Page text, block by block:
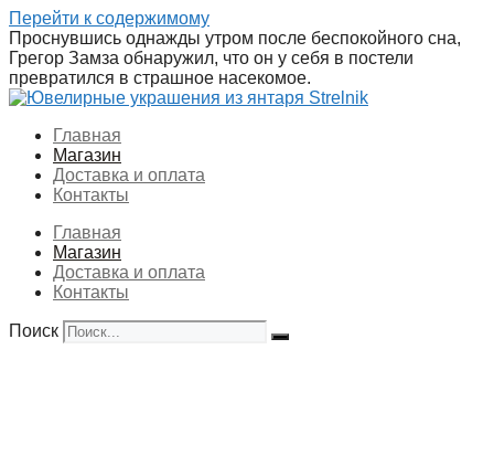
Перейти к содержимому
Проснувшись однажды утром после беспокойного сна,
Грегор Замза обнаружил, что он у себя в постели
превратился в страшное насекомое.
Главная
Магазин
Доставка и оплата
Контакты
Главная
Магазин
Доставка и оплата
Контакты
Поиск